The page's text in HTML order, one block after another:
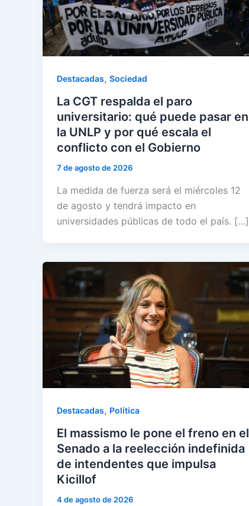
Destacadas, Sociedad
La CGT respalda el paro
universitario: qué puede pasar en
la UNLP y por qué escala el
conflicto con el Gobierno
7 de agosto de 2026
La medida de fuerza será el miércoles 12
de agosto y tendrá impacto en
universidades públicas de todo el país. […]
Destacadas, Política
El massismo le pone el freno en el
Senado a la reelección indefinida
de intendentes que impulsa
Kicillof
4 de agosto de 2026